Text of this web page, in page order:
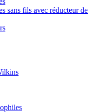
sans fils avec réducteur de